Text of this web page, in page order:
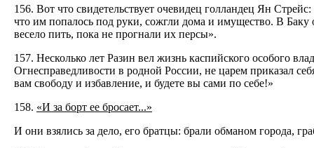
156. Вот что свидетельствует очевидец голландец Ян
что им попалось под руки, сожгли дома и имущество. В
весело пить, пока не прогнали их персы».
157. Несколько лет Разин вел жизнь каспийского особого
Огнесправедливости в родной России, не царем приказал
вам свободу и избавление, и будете вы сами по себе!»
158. «И за борт ее бросает...»
И они взялись за дело, его братцы: брали обманом города,